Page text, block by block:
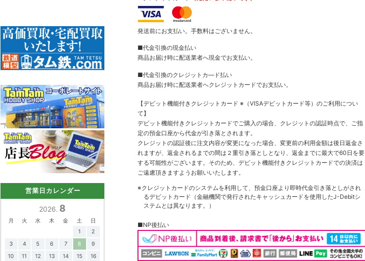
発送前にお支払い。手数料はございません。
■代金引換の現金払い
商品お届け時に配送業者へ現金でお支払い。
■代金引換のクレジットカ―ド払い
商品お届け時に配送業者へクレジットカードでお支払い。
【デビット機能付きクレジットカード ※（VISAデビットカード等） のご利用につい
て】
デビット機能付きクレジットカードでご購入の場合、クレジットの認証時点で、ご指
定の預金口座から代金が引き落とされます。
クレジットの認証後に注文内容が変更になった場合、変更前の利用金額は後日返金さ
れますが、返金されるまでの間は２重引き落としとなり、返金までに最大で60日を要
する可能性がございます。そのため、デビット機能付きクレジットカードでの決済は
ご遠慮頂きますようお願いいたします。
※クレジットカードのシステムを利用して、預金口座より即時代金引き落としがされ
るデビットカード（金融機関で発行されたキャッシュカードを使用したJ-Debitシ
ステムとは異なります。）
■NP後払い
営業日カレンダー
2026. 8
月 火 水 木 金 土
日
1
2
3
4 5 6 7 8
9
10
11 12 13 14 15
16